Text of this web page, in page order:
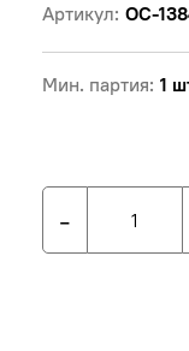
Артикул: ОС-
Мин. партия: 1
-